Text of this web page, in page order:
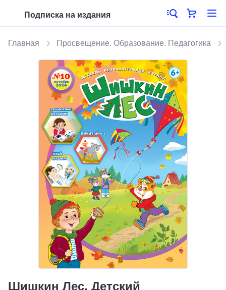
Подписка на издания
Главная Просвещение. Образование. Педагогика
Шишкин Лес. Детский